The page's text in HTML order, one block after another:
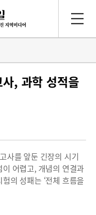
, 과학 성적을
사를 앞둔 긴장의 시기
어렵고, 개념의 연결과
의 성패는 ‘전체 흐름을